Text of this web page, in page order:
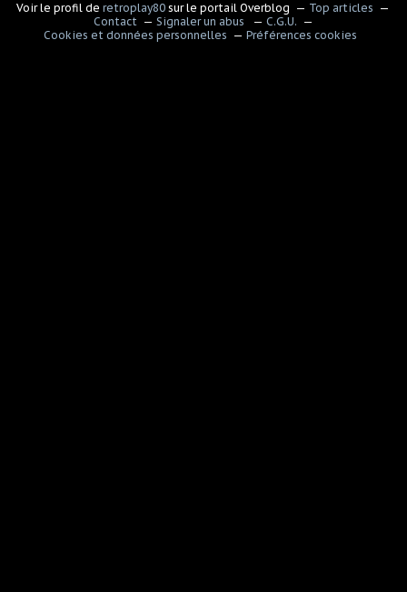
Voir le profil deretroplay80 sur le portail Overblog
Top articles
Contact
Signaler un abus
C.G.U.
Cookies et données personnelles
Préférences cookies